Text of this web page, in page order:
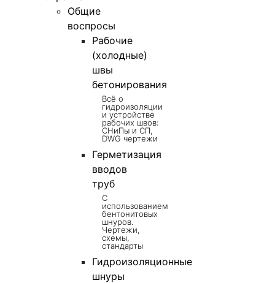
Общие
воспросы
Рабочие
(холодные)
швы
бетонирования
Всё о
гидроизоляции
и устройстве
рабочих швов:
СНиПы и СП,
DWG чертежи
Герметизация
вводов
труб
С
использованием
бентонитовых
шнуров.
Чертежи,
схемы,
стандарты
Гидроизоляционные
шнуры